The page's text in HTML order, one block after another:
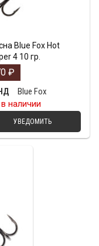
Blue Fox Hot
4 10 гр.
₽
Blue Fox
наличии
УВЕДОМИТЬ